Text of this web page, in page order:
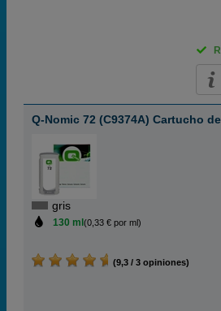
Q-Nomic 72 (C9374A) Cartucho
gris
130 ml (0,33 € por ml)
(9,3 / 3 opiniones)